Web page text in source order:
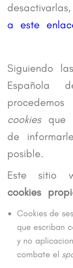
a este
Siguiendo
Española
cookiesque
de
posible.
Este sitio
cookies
Cookies de
que escriban
y no
combate el